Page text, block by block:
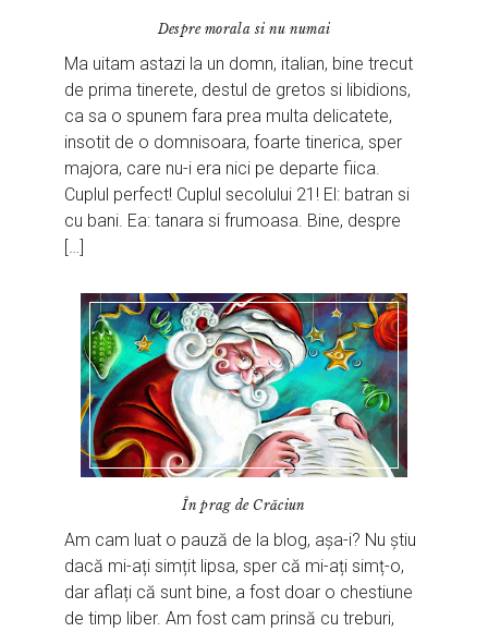
Despre morala si nu numai
Ma uitam astazi la un domn, italian, bine trecut
de prima tinerete, destul de gretos si libidions,
ca sa o spunem fara prea multa delicatete,
insotit de o domnisoara, foarte tinerica, sper
majora, care nu-i era nici pe departe fiica.
Cuplul perfect! Cuplul secolului 21! El: batran si
cu bani. Ea: tanara si frumoasa. Bine, despre
[…]
În prag de Crăciun
Am cam luat o pauză de la blog, așa-i? Nu știu
dacă mi-ați simțit lipsa, sper că mi-ați simț-o,
dar aflați că sunt bine, a fost doar o chestiune
de timp liber. Am fost cam prinsă cu treburi,